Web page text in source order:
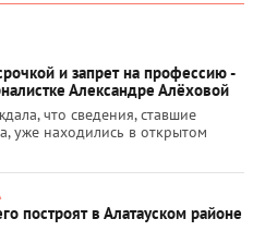
и запрет на профессию -
Александре Алёховой
что сведения, ставшие
уже находились в открытом
построят в Алатауском районе